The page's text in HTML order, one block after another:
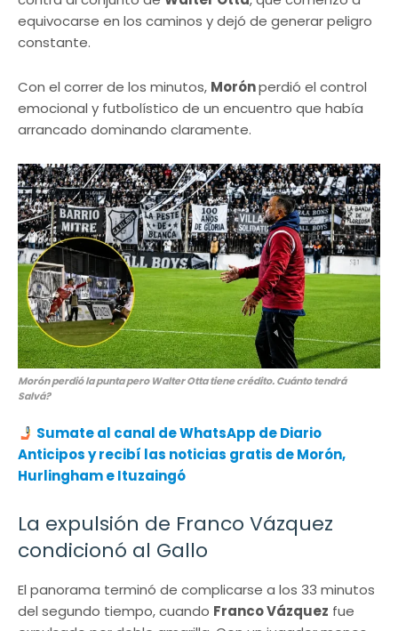
equivocarse en los caminos y dejó de generar peligro
constante.
Con el correr de los minutos, Morónperdió el control
emocional y futbolístico de un encuentro que había
arrancado dominando claramente.
Morón perdió la punta pero Walter Otta tiene crédito. Cuánto tendrá
Salvá?
Sumate al canal de WhatsApp de Diario
Anticiposy recibí las noticias gratis de Morón,
Hurlingham e Ituzaingó
La expulsión de Franco Vázquez
condicionó al Gallo
El panorama terminó de complicarse a los 33 minutos
del segundo tiempo, cuando Franco Vázquez fue